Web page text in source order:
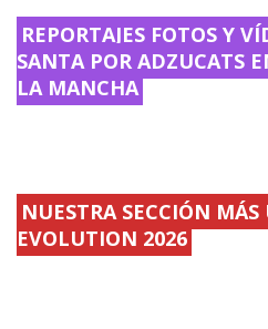
REPORTAJES FOTOS Y
SANTA POR ADZUCATS
LA MANCHA
NUESTRA SECCIÓN
EVOLUTION 2026